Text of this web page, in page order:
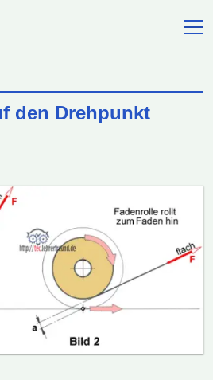
den Drehpunkt